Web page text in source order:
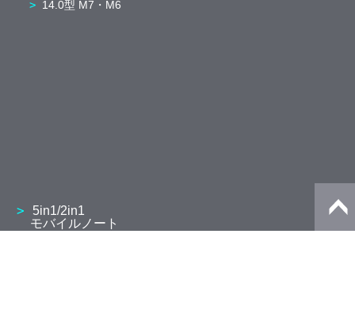
14.0型 M7・M6
5in1/2in1
モバイルノート